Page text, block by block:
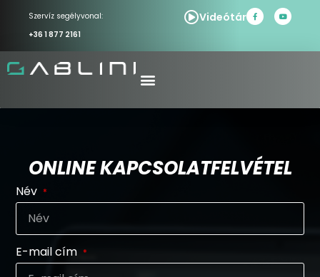
Szervíz segélyvonal:
+36 1 877 2161
Videótár
ONLINE KAPCSOLATFELVÉTEL
Név
E-mail cím